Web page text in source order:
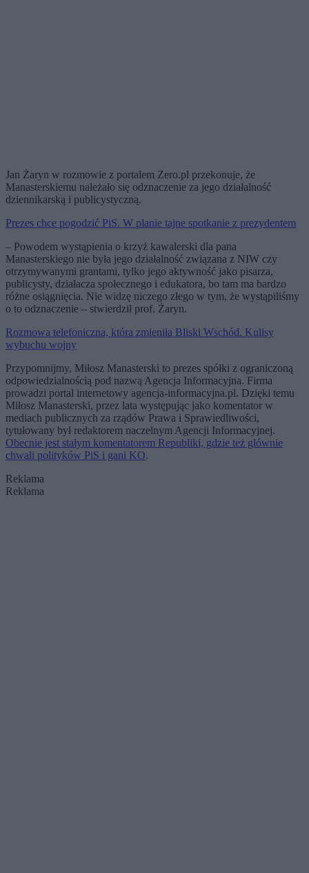
Jan Żaryn w rozmowie z portalem Zero.pl przekonuje, że
Manasterskiemu należało się odznaczenie za jego działalność
dziennikarską i publicystyczną.
Prezes chce pogodzić PiS. W planie tajne spotkanie z prezydentem
– Powodem wystąpienia o krzyż kawalerski dla pana
Manasterskiego nie była jego działalność związana z NIW czy
otrzymywanymi grantami, tylko jego aktywność jako pisarza,
publicysty, działacza społecznego i edukatora, bo tam ma bardzo
różne osiągnięcia. Nie widzę niczego złego w tym, że wystąpiliśmy
o to odznaczenie – stwierdził prof. Żaryn.
Rozmowa telefoniczna, która zmieniła Bliski Wschód. Kulisy
wybuchu wojny
Przypomnijmy, Miłosz Manasterski to prezes spółki z ograniczoną
odpowiedzialnością pod nazwą Agencja Informacyjna. Firma
prowadzi portal internetowy agencja-informacyjna.pl. Dzięki temu
Miłosz Manasterski, przez lata występując jako komentator w
mediach publicznych za rządów Prawa i Sprawiedliwości,
tytułowany był redaktorem naczelnym Agencji Informacyjnej.
Obecnie jest stałym komentatorem Republiki, gdzie też głównie
chwali polityków PiS i gani KO.
Reklama
Reklama